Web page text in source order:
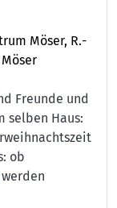
Möser, R.-
Freunde und
selben Haus:
ob